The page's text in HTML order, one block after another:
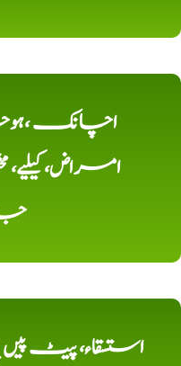
اچانک
امراض،
استسقاء، پیٹ پیں